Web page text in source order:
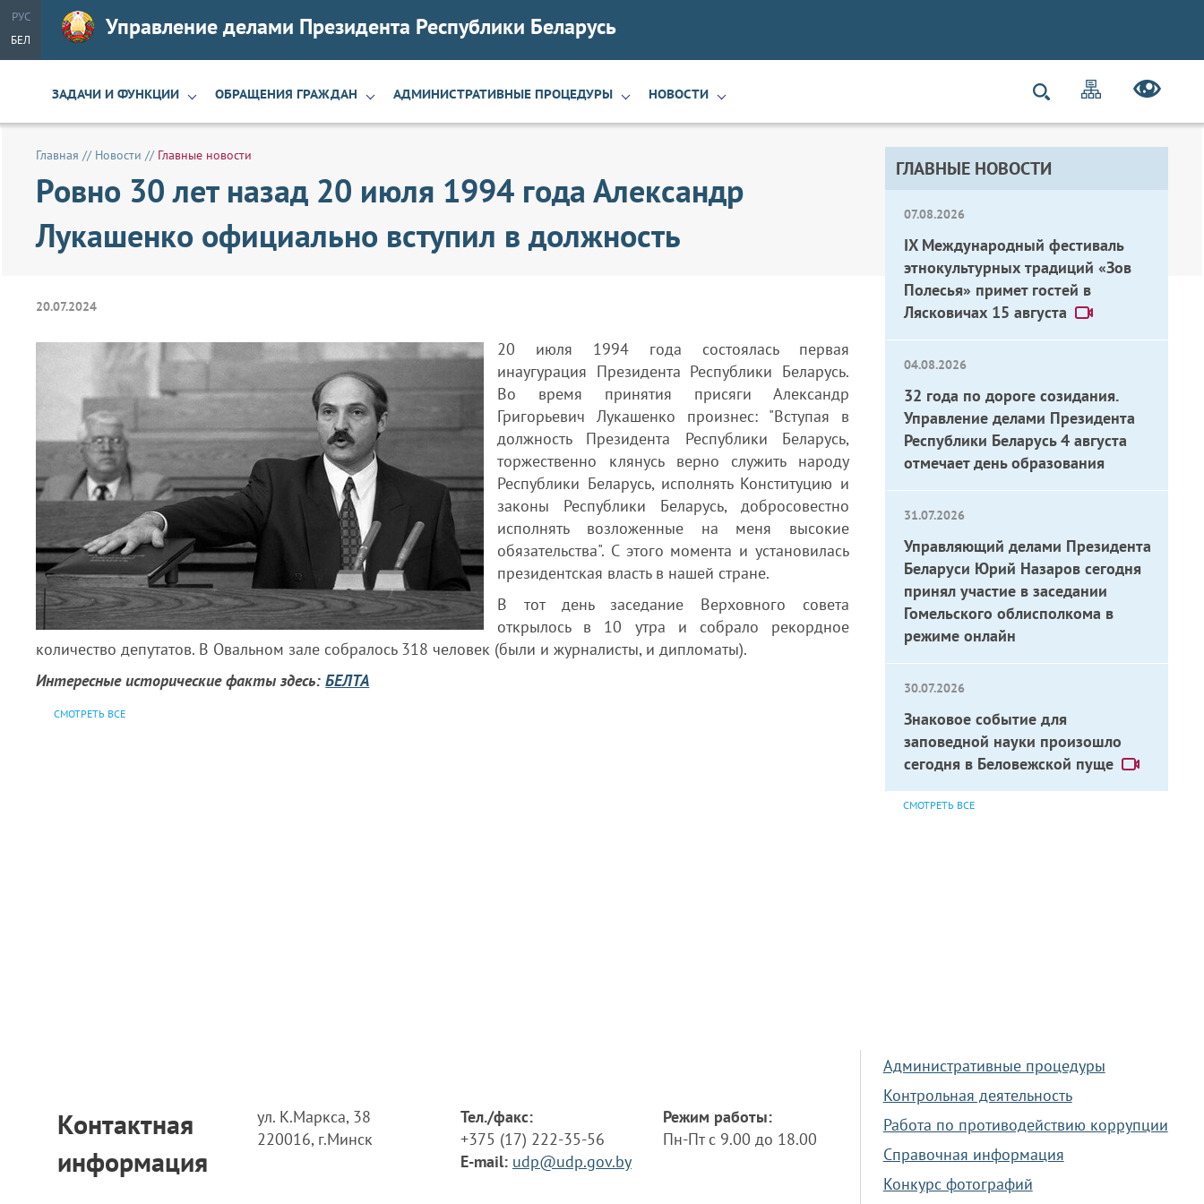
РУС
БЕЛ
Управление делами Президента Республики Беларусь
ЗАДАЧИ И ФУНКЦИИ ОБРАЩЕНИЯ ГРАЖДАН АДМИНИСТРАТИВНЫЕ ПРОЦЕДУРЫ НОВОСТИ
ГЛАВНЫЕ НОВОСТИ
07.08.2026
IX Международный фестиваль
этнокультурных традиций «Зов
Полесья» примет гостей в
Лясковичах 15 августа
04.08.2026
32 года по дороге созидания.
Управление делами Президента
Республики Беларусь 4 августа
отмечает день образования
31.07.2026
Управляющий делами Президента
Беларуси Юрий Назаров сегодня
принял участие в заседании
Гомельского облисполкома в
режиме онлайн
30.07.2026
Знаковое событие для
заповедной науки произошло
сегодня в Беловежской пуще
СМОТРЕТЬ ВСЕ
Главная // Новости // Главные новости
Ровно 30 лет назад 20 июля 1994 года Александр
Лукашенко официально вступил в должность
20.07.2024
20 июля 1994 года состоялась первая
инаугурация Президента Республики Беларусь.
Во время принятия присяги Александр
Григорьевич Лукашенко произнес: "Вступая в
должность Президента Республики Беларусь,
торжественно клянусь верно служить народу
Республики Беларусь, исполнять Конституцию и
законы Республики Беларусь, добросовестно
исполнять возложенные на меня высокие
обязательства". С этого момента и установилась
президентская власть в нашей стране.
В тот день заседание Верховного совета
открылось в 10 утра и собрало рекордное
количество депутатов. В Овальном зале собралось 318 человек (были и журналисты, и дипломаты).
Интересные исторические факты здесь:БЕЛТА
СМОТРЕТЬ ВСЕ
Контактная
информация
ул. К.Маркса, 38
220016, г.Минск
Тел./факс:
+375 (17) 222-35-56
E-mail: udp@udp.gov.by
Режим работы:
Пн-Пт с 9.00 до 18.00
Административные процедуры
Контрольная деятельность
Работа по противодействию коррупции
Справочная информация
Конкурс фотографий